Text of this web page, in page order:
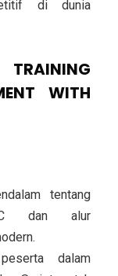
di dunia
WITH
tentang
dan alur
dalam